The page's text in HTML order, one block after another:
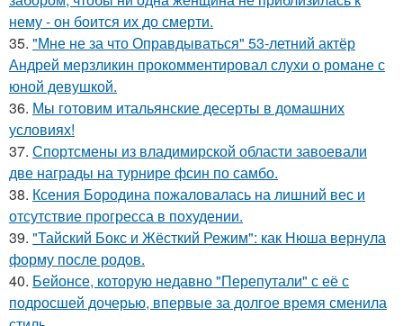
нему - он боится их до смерти.
35. "Мне не за что Оправдываться" 53-летний актёр
Андрей мерзликин прокомментировал слухи о романе с
юной девушкой.
36. Мы готовим итальянские десерты в домашних
условиях!
37. Спортсмены из владимирской области завоевали
две награды на турнире фсин по самбо.
38. Ксения Бородина пожаловалась на лишний вес и
отсутствие прогресса в похудении.
39. "Тайский Бокс и Жёсткий Режим": как Нюша вернула
форму после родов.
40. Бейонсе, которую недавно "Перепутали" с её с
подросшей дочерью, впервые за долгое время сменила